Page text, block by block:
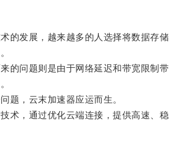
发展，越来越多的人选择将数据存储
问题则是由于网络延迟和带宽限制带
，云末加速器应运而生。
，通过优化云端连接，提供高速、稳